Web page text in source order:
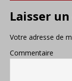
Laisser
Votre adresse de
Commentaire